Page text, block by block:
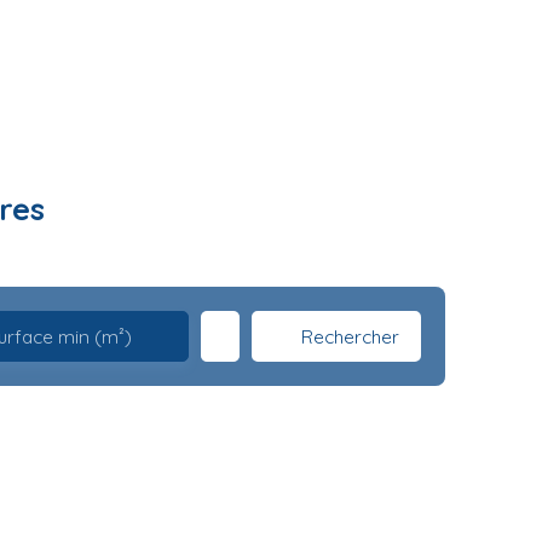
min (m²) Rechercher